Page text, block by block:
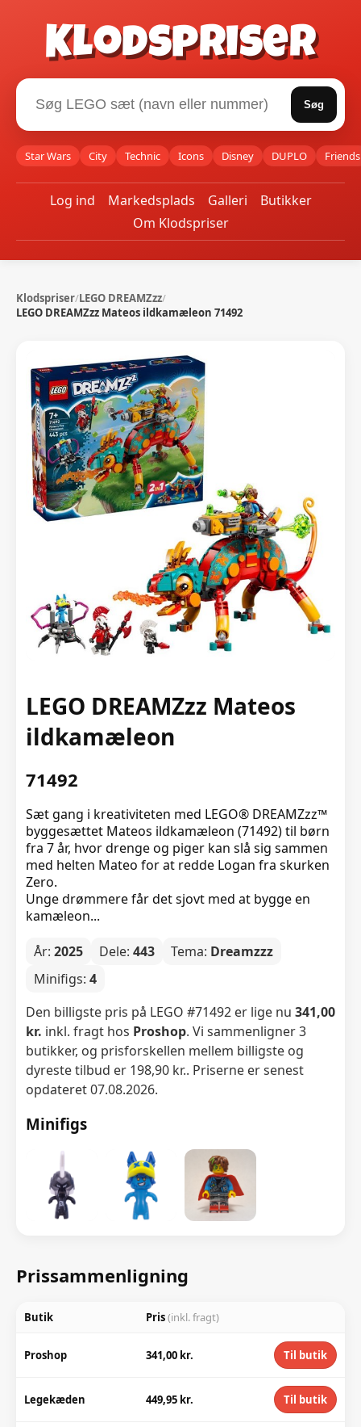
Klodspriser
Søg
Star Wars City Technic Icons Disney DUPLO Friends
Log ind Markedsplads Galleri
Butikker
Om Klodspriser
Klodspriser/LEGO DREAMZzz/
LEGO DREAMZzz Mateos ildkamæleon 71492
LEGO DREAMZzz Mateos
ildkamæleon
71492
Sæt gang i kreativiteten med LEGO® DREAMZzz™
byggesættet Mateos ildkamæleon (71492) til børn
fra 7 år, hvor drenge og piger kan slå sig sammen
med helten Mateo for at redde Logan fra skurken
Zero.
Unge drømmere får det sjovt med at bygge en
kamæleon...
År: 2025 Dele: 443 Tema: Dreamzzz
Minifigs: 4
Den billigste pris på LEGO #71492 er lige nu 341,00
kr. inkl. fragt hos Proshop. Vi sammenligner 3
butikker, og prisforskellen mellem billigste og
dyreste tilbud er 198,90 kr.. Priserne er senest
opdateret 07.08.2026.
Minifigs
Prissammenligning
Butik Pris(inkl. fragt)
Proshop 341,00 kr. Til butik
Legekæden 449,95 kr. Til butik